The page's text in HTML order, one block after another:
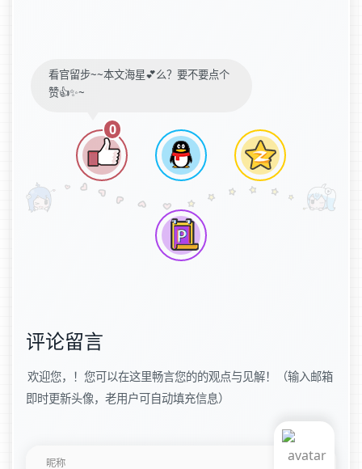
看官留步~~本文海星💕么？要不要点个
赞👍✨~
0
评论留言
欢迎您，！您可以在这里畅言您的的观点与见解！（输入邮箱
即时更新头像，老用户可自动填充信息）